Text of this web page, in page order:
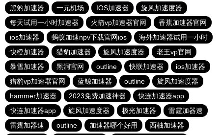
黑豹加速器
一元机场 IOS加速器
旋风加速度器
每天试用一小时加速器
火箭vp加速器官网
香蕉加速器官网
ios加速器
蚂蚁加速npv下载官网ios
海外加速器试用一小时
快橙加速器
猎豹加速器 旋风加速度器
老王vp官网
暴雪加速器
黑洞官网 outline 快联加速器
ios加速器
猎豹vp加速器官网
蓝鲸加速器 outline
旋风加速度器
hammer加速器
2023免费加速神器
快连加速器app
快连加速器app
旋风加速度器 极光加速器
雷霆加器速
雷霆加器速
outline 加速器哪个好用 西柚加速器